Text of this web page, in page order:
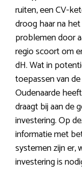
ruiten, een CV-
droog haar na
problemen door
regio scoort om
dH. Wat in
toepassen van
Oudenaarde
draagt bij aan de
investering. Op
informatie met
systemen zijn er,
investering is